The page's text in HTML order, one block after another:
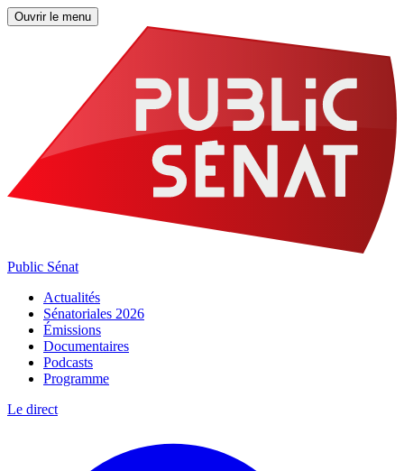
Ouvrir le menu
Public Sénat
Actualités
Sénatoriales 2026
Émissions
Documentaires
Podcasts
Programme
Le direct